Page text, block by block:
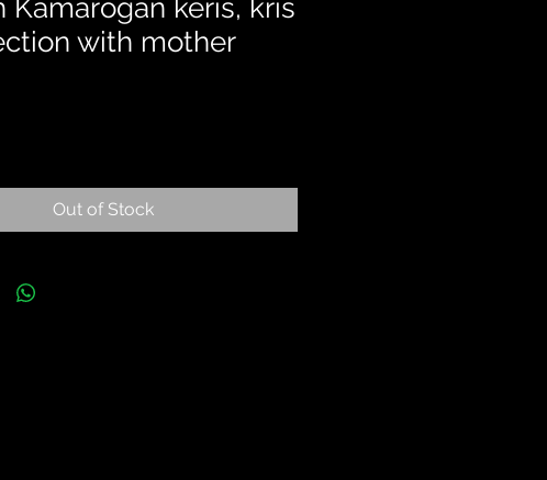
Kamarogan keris, kris
with mother
Out of Stock